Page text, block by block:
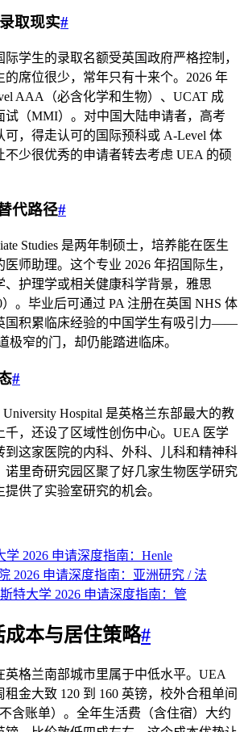
取现实#
际学生的录取名额受英国政府严格控制，
席位很少，常年只有十来个。2026 年
AAA（必含化学和生物）、UCAT 成
试（MMI）。对中国大陆申请者，高考
可，得走认可的国际预科或 A-Level 体
不少很优秀的申请者转去考虑 UEA 的硕
代路径#
Studies 是两年制硕士，培养能在医生
师助理。这个专业 2026 年招国际生，
、护理学或相关健康科学背景，雅思
。毕业后可通过 PA 注册在英国 NHS 体
国积累临床经验的中国学生有吸引力——
极窄的门，却仍能踏进临床。
#
Hospital 是英格兰东部最大的教
千，还设了区域性创伤中心。UEA 医学
到这家医院的内科、外科、儿科和精神科
诺里奇研究园区聚了好几家生物医学研究
供了实验室研究的机会。
学 2026 申请深度指南：Henle
2026 申请深度指南：亚洲研究 / 法
斯特大学 2026 申请深度指南：管
本与居住策略#
英格兰南部城市里属于中低水平。UEA
金大致 120 到 160 英镑，校外合租单间
含账单）。全年生活费（含住宿）大约